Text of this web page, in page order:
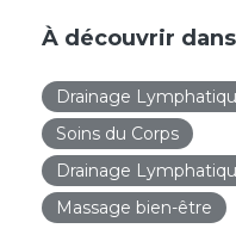
À découvrir
Drainage
Soins du Corps
Drainage
Massage bien-être